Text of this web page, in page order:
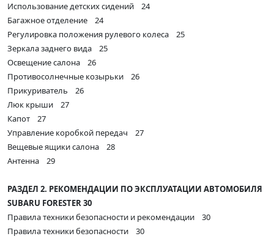
Использование детских сидений 24
Багажное отделение 24
Регулировка положения рулевого колеса 25
Зеркала заднего вида 25
Освещение салона 26
Противосолнечные козырьки 26
Прикуриватель 26
Люк крыши 27
Капот 27
Управление коробкой передач 27
Вещевые ящики салона 28
Антенна 29
РАЗДЕЛ 2. РЕКОМЕНДАЦИИ ПО ЭКСПЛУАТАЦИИ АВТОМОБИЛЯ
SUBARU FORESTER 30
Правила техники безопасности и рекомендации 30
Правила техники безопасности 30